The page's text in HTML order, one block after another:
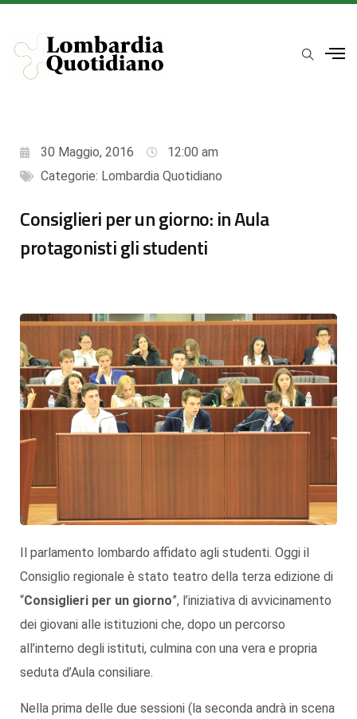
30 Maggio, 2016
12:00 am
Categorie: Lombardia Quotidiano
Consiglieri per un giorno: in Aula
protagonisti gli studenti
Il parlamento lombardo affidato agli studenti. Oggi il
Consiglio regionale è stato teatro della terza edizione di
“Consiglieri per un giorno”, l’iniziativa di avvicinamento
dei giovani alle istituzioni che, dopo un percorso
all’interno degli istituti, culmina con una vera e propria
seduta d’Aula consiliare.
Nella prima delle due sessioni (la seconda andrà in scena